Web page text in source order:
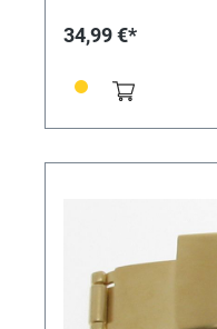
34,99 €*